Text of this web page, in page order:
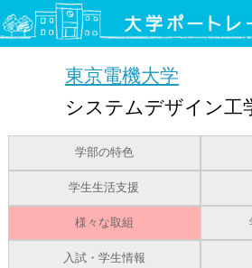
東京電機大学
システムデザイン工
学部の特色
学生生活支援
様々な取組
入試・学生情報